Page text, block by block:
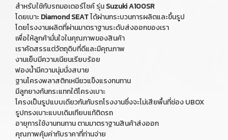
สำหรับใช้กับรถมอเตอร์ไซค์ รุ่นSuzuki A100SR
โดยเบาะDiamond SEATได้ผ่านกระบวนการผลิตและขึ้นรูป
โดยโรงงานผลิตที่ผ่านมาตราฐานระดับส่งออกของเรา
เพื่อให้ลูกค้ามั่นใจในคุณภาพของสินค้า
เราคัดสรรแต่วัตถุดิบที่ดีและมีคุณภาพ
งานเย็บมีความเนียนเรียบร้อย
ฟองน้ำมีความนุ่มนั่งสบาย
ฐานโครงพลาสติกเหนียวแข็งแรงทนทาน
มีลูกยางกันกระแทกใต้โครงเบาะ
โครงเป็นรูปแบบเดียวกันกับรถโรงงานซึ่งจะไม่เสียพื้นที่ช่อง UBOX
รูปทรงเบาะแบบเดิมเทียบแท้ติดรถ
อายุการใช้งานทนทาน ตามมาตราฐานสินค้าส่งออก
คุณภาพคุ้มค่ากับราคาที่ท่านจ่าย